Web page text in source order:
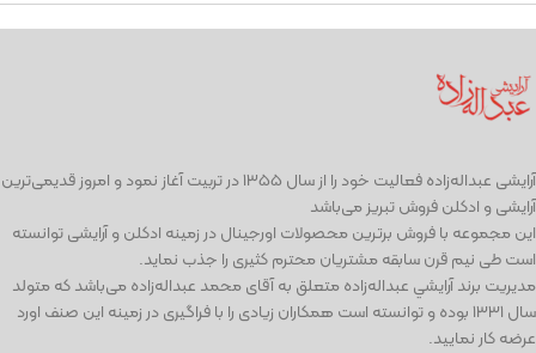
آرايشی عبداله‌زاده فعاليت خود را از سال ۱۳۵۵ در تربیت آغاز نمود و امروز قدیمی‌ترین
آرایشی و ادكلن فروش تبریز می‌باشد
این مجموعه با فروش برترین محصولات اورجینال در زمینه ادكلن و آرایشی توانسته
است طی نيم قرن سابقه مشتریان محترم كثیری را جذب نمايد.
مديريت برند آرايشي عبداله‌زاده متعلق به آقای محمد عبداله‌زاده می‌باشد كه متولد
سال ١٣٣١ بوده و توانسته است همكاران زيادی را با فراگيری در زمينه اين صنف اورد
عرضه كار نماييد.